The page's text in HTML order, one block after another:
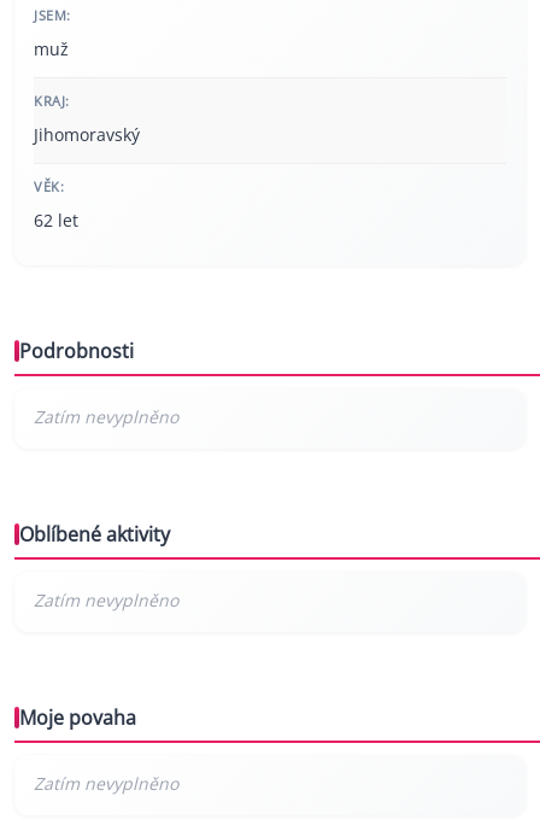
JSEM:
muž
KRAJ:
Jihomoravský
VĚK:
62 let
Podrobnosti
Oblíbené aktivity
Moje povaha